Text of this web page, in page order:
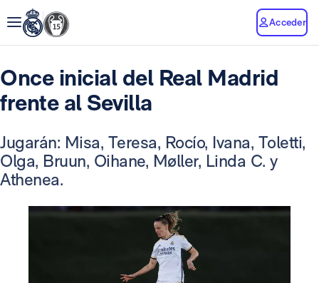
Acceder
Once inicial del Real Madrid
frente al Sevilla
Jugarán: Misa, Teresa, Rocío, Ivana, Toletti,
Olga, Bruun, Oihane, Møller, Linda C. y
Athenea.